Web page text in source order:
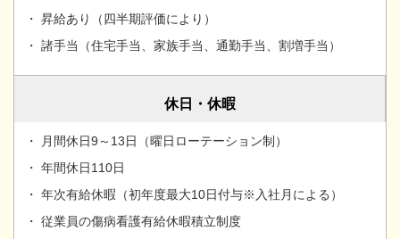
・ 昇給あり（四半期評価により）
・ 諸手当（住宅手当、家族手当、通勤手当、割増手当）
休日・休暇
・ 月間休日9～13日（曜日ローテーション制）
・ 年間休日110日
・ 年次有給休暇（初年度最大10日付与※入社月による）
・ 従業員の傷病看護有給休暇積立制度